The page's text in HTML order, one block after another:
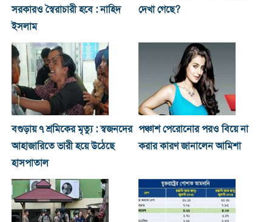
সরকারও স্বৈরাচারী হবে : নাহিদ
ইসলাম
দেখা গেছে?
বগুড়ায় ৭ শ্রমিকের মৃত্যু : স্বজনদের
আহাজারিতে ভারী হয়ে উঠেছে
হাসপাতাল
পঞ্চাশ পেরোনোর পরও বিয়ে না
করার কারণ জানালেন আমিশা